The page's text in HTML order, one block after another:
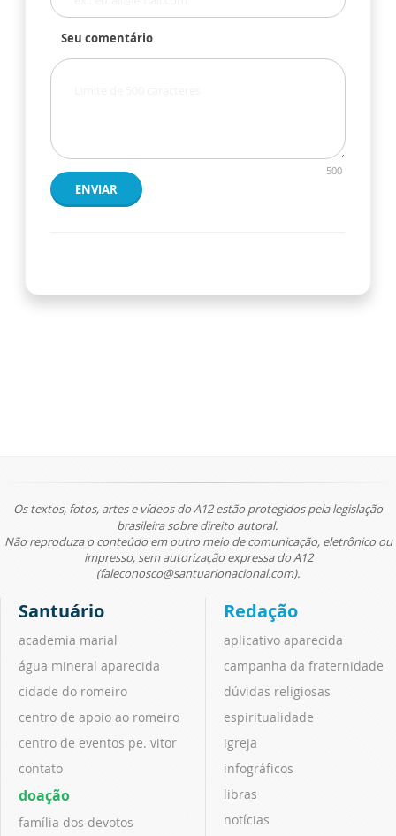
Seu comentário
500
ENVIAR
Os textos, fotos, artes e vídeos do A12 estão protegidos pela legislação
brasileira sobre direito autoral.
Não reproduza o conteúdo em outro meio de comunicação, eletrônico ou
impresso, sem autorização expressa do A12
(faleconosco@santuarionacional.com).
Santuário
academia marial
água mineral aparecida
cidade do romeiro
centro de apoio ao romeiro
centro de eventos pe. vitor
contato
doação
família dos devotos
Redação
aplicativo aparecida
campanha da fraternidade
dúvidas religiosas
espiritualidade
igreja
infográficos
libras
notícias